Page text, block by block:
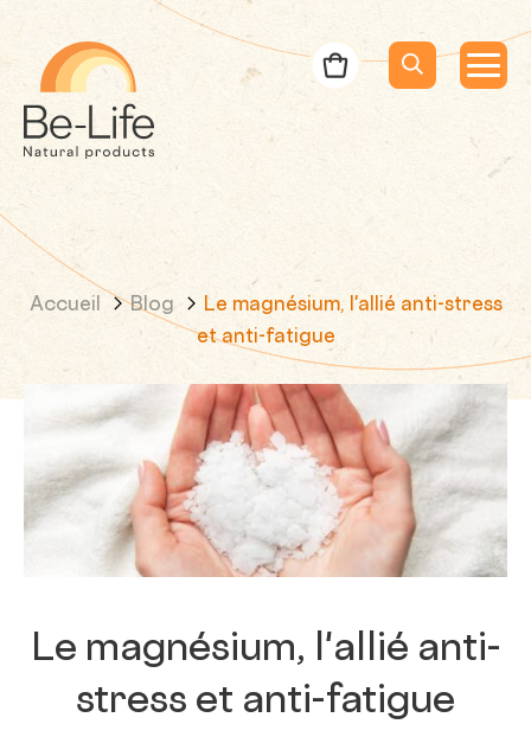
Menu
Menu
Recherche
Bon de commande
Accueil Blog
Le magnésium, l'allié anti-stress
et anti-fatigue
Le magnésium, l'allié anti-
stress et anti-fatigue